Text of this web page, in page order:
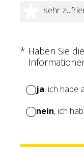
sehr
5
* Haben Sie
(Erforderlich.)
ja, ich habe
nein, ich